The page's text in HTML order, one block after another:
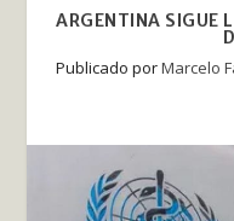
ARGENTINA SIGUE
Publicado porMarcelo